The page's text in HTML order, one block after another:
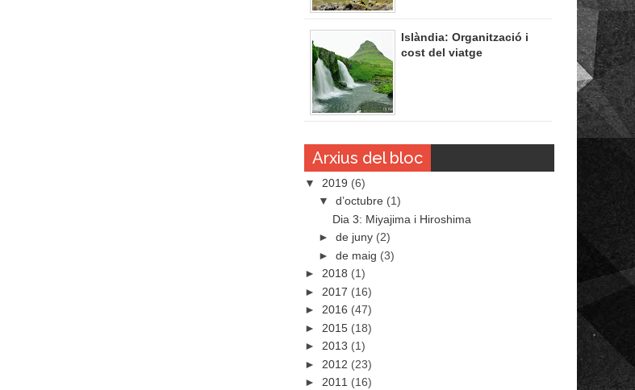
Islàndia: Organització i
cost del viatge
Arxius del bloc
▼ 2019 (6)
▼ d’octubre (1)
Dia 3: Miyajima i Hiroshima
► de juny (2)
► de maig (3)
► 2018 (1)
► 2017 (16)
► 2016 (47)
► 2015 (18)
► 2013 (1)
► 2012 (23)
► 2011 (16)